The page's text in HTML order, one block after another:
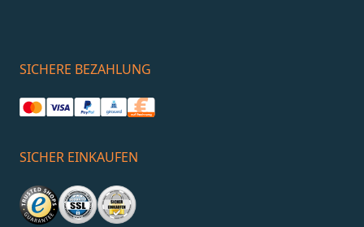
SICHERE BEZAHLUNG
SICHER EINKAUFEN